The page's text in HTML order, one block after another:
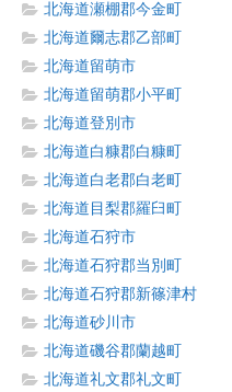
北海道瀬棚郡今金町
北海道爾志郡乙部町
北海道留萌市
北海道留萌郡小平町
北海道登別市
北海道白糠郡白糠町
北海道白老郡白老町
北海道目梨郡羅臼町
北海道石狩市
北海道石狩郡当別町
北海道石狩郡新篠津村
北海道砂川市
北海道磯谷郡蘭越町
北海道礼文郡礼文町